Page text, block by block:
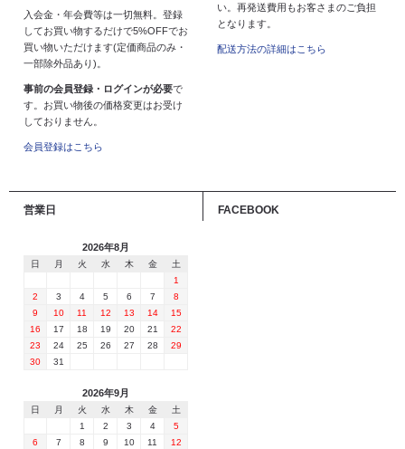
入会金・年会費等は一切無料。登録
してお買い物するだけで5%OFFでお
買い物いただけます(定価商品のみ・
一部除外品あり)。
事前の会員登録・ログインが必要で
す。お買い物後の価格変更はお受け
しておりません。
会員登録はこちら
い。再発送費用もお客さまのご負担
となります。
配送方法の詳細はこちら
営業日
2026年8月
日 月 火 水 木 金
土
1
2
3 4 5 6 7
8
9
10 11 12 13 14
15
16
17 18 19 20 21
22
23
24 25 26 27 28
29
30
31
2026年9月
日 月 火 水 木 金
土
1
2 3 4
5
6
7 8 9 10 11
12
FACEBOOK